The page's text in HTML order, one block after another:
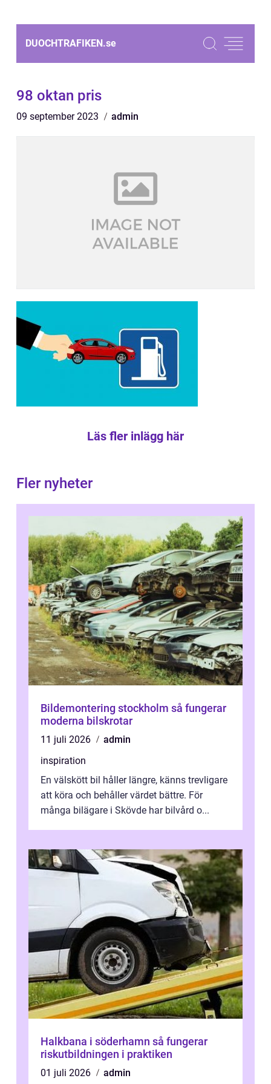
DUOCHTRAFIKEN.se
98 oktan pris
09 september 2023 admin
Läs fler inlägg här
Fler nyheter
Bildemontering stockholm så fungerar
moderna bilskrotar
11 juli 2026
admin
inspiration
En välskött bil håller längre, känns trevligare
att köra och behåller värdet bättre. För
många bilägare i Skövde har bilvård o...
Halkbana i söderhamn så fungerar
riskutbildningen i praktiken
01 juli 2026 admin